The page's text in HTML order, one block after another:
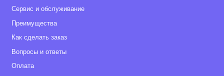
Сервис и обслуживание
Преимущества
Как сделать заказ
Вопросы и ответы
Оплата